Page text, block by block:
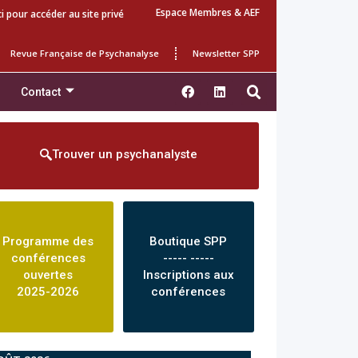
pour accéder au site privé Espace Membres & AEF
Revue Française de Psychanalyse Newsletter SPP
Contact
Trouver un psychanalyste
Programme des
conférences
ouvertes
2025-2026
Boutique SPP
----- -----
Inscriptions aux
conférences